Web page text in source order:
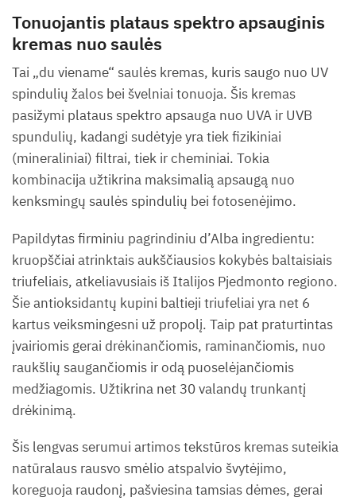
Tonuojantis plataus spektro apsauginis
kremas nuo saulės
Tai „du viename“ saulės kremas, kuris saugo nuo UV
spindulių žalos bei švelniai tonuoja. Šis kremas
pasižymi plataus spektro apsauga nuo UVA ir UVB
spundulių, kadangi sudėtyje yra tiek fizikiniai
(mineraliniai) filtrai, tiek ir cheminiai. Tokia
kombinacija užtikrina maksimalią apsaugą nuo
kenksmingų saulės spindulių bei fotosenėjimo.
Papildytas firminiu pagrindiniu d’Alba ingredientu:
kruopščiai atrinktais aukščiausios kokybės baltaisiais
triufeliais, atkeliavusiais iš Italijos Pjedmonto regiono.
Šie antioksidantų kupini baltieji triufeliai yra net 6
kartus veiksmingesni už propolį. Taip pat praturtintas
įvairiomis gerai drėkinančiomis, raminančiomis, nuo
raukšlių saugančiomis ir odą puoselėjančiomis
medžiagomis. Užtikrina net 30 valandų trunkantį
drėkinimą.
Šis lengvas serumui artimos tekstūros kremas suteikia
natūralaus rausvo smėlio atspalvio švytėjimo,
koreguoja raudonį, pašviesina tamsias dėmes, gerai